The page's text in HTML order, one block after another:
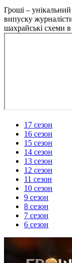
Гроші –
випуску
шахрайські схеми в
17 сезон
16 сезон
15 сезон
14 сезон
13 сезон
12 сезон
11 сезон
10 сезон
9 сезон
8 сезон
7 сезон
6 сезон